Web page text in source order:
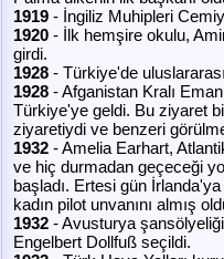
1919 - İngiliz Muhipleri
1920 - İlk hemşire okulu,
girdi.
1928 - Türkiye'de
1928 - Afganistan Kralı
Türkiye'ye geldi. Bu ziyaret
ziyaretiydi ve benzeri
1932 - Amelia Earhart,
ve hiç durmadan geçeceği
başladı. Ertesi gün
kadın pilot unvanını almış
1932 - Avusturya
Engelbert Dollfuß seçildi.